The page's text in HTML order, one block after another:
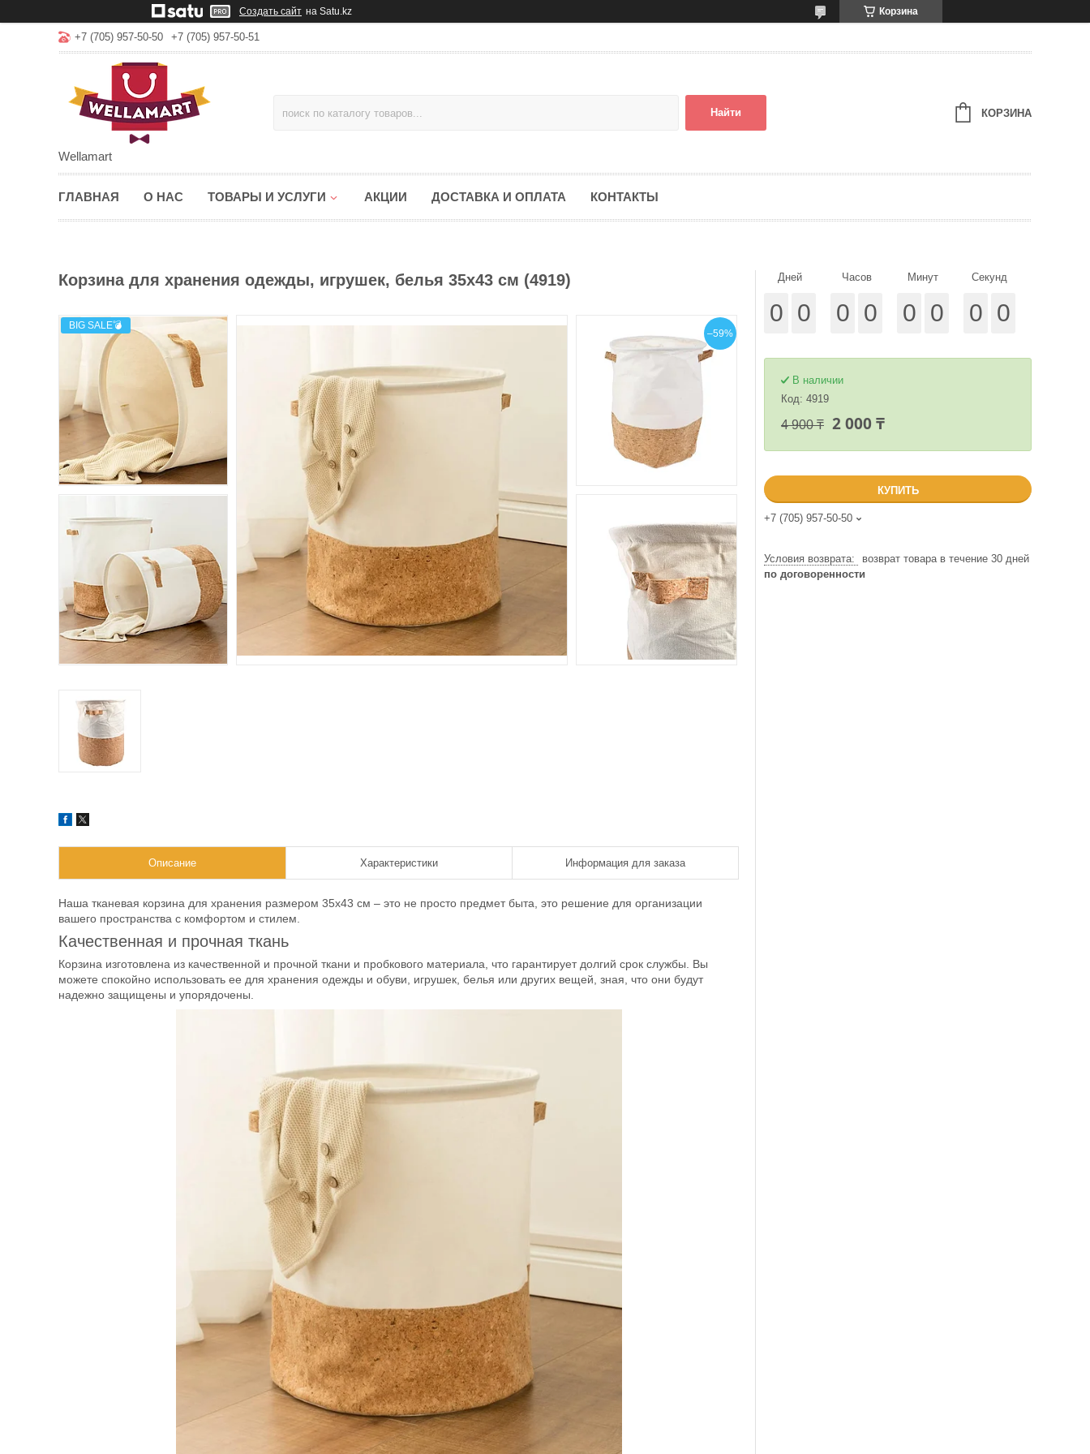
Создать сайт на Satu.kz Корзина
+7 (705) 957-50-50 +7 (705) 957-50-51
Wellamart
Найти КОРЗИНА
ГЛАВНАЯ О НАС ТОВАРЫ И УСЛУГИ АКЦИИ ДОСТАВКА И ОПЛАТА КОНТАКТЫ
Корзина для хранения одежды, игрушек, белья 35х43 см (4919)
BIG SALE💣
–59%
Описание Характеристики Информация для заказа
Наша тканевая корзина для хранения размером 35х43 см – это не просто предмет быта, это решение для организации
вашего пространства с комфортом и стилем.
Качественная и прочная ткань
Корзина изготовлена из качественной и прочной ткани и пробкового материала, что гарантирует долгий срок службы. Вы
можете спокойно использовать ее для хранения одежды и обуви, игрушек, белья или других вещей, зная, что они будут
надежно защищены и упорядочены.
Дней
0 0
Часов
0 0
Минут
0 0
Секунд
0 0
В наличии
Код: 4919
4 900 ₸ 2 000 ₸
КУПИТЬ
+7 (705) 957-50-50
возврат товара в течение 30 дней
по договоренности